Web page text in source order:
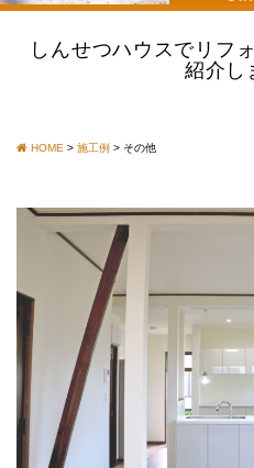
しんせつハウスでリフ
紹介し
HOME > 施工例 > その他